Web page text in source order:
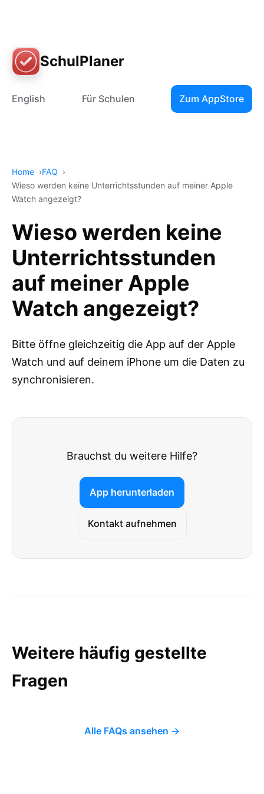
SchulPlaner
English Für Schulen Zum AppStore
Home
FAQ
Wieso werden keine Unterrichtsstunden auf meiner Apple
Watch angezeigt?
Wieso werden keine
Unterrichtsstunden
auf meiner Apple
Watch angezeigt?
Bitte öffne gleichzeitig die App auf der Apple
Watch und auf deinem iPhone um die Daten zu
synchronisieren.
Brauchst du weitere Hilfe?
App herunterladen
Kontakt aufnehmen
Weitere häufig gestellte
Fragen
Alle FAQs ansehen →